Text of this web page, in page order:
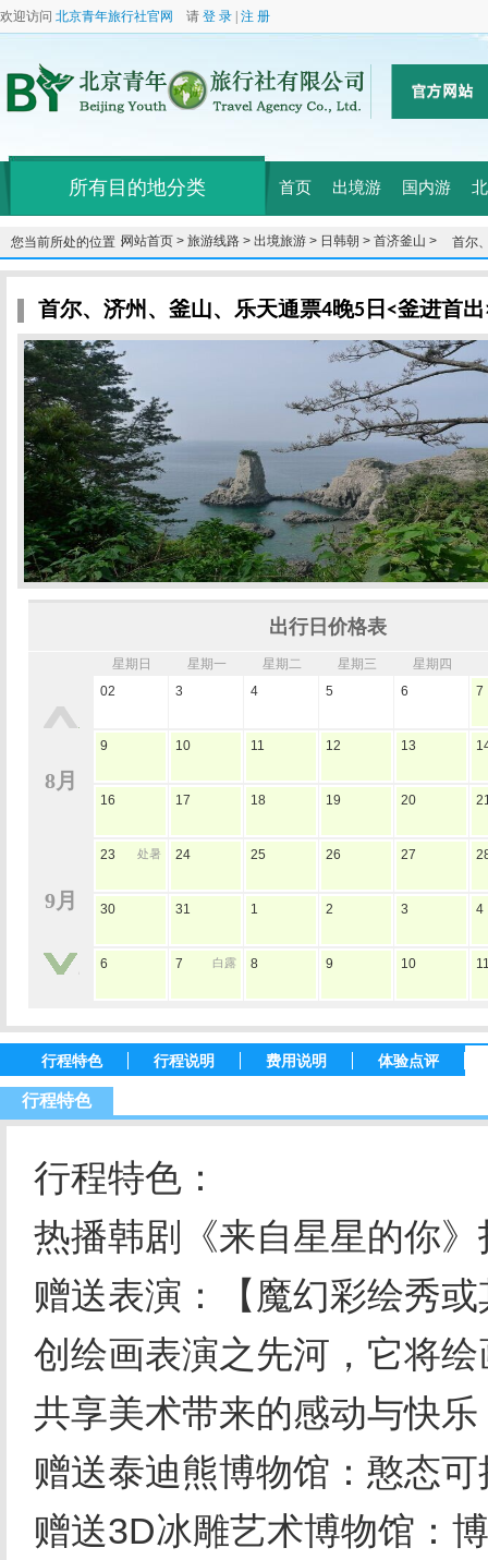
欢迎访问 北京青年旅行社官网 请 登 录 注 册
所有目的地分类 首页 出境游 国内游
您当前所处的位置：网站首页 > 旅游线路 > 出境旅游 > 日韩朝 > 首济釜山 > 首尔
首尔、济州、釜山、乐天通票4晚5日<釜进首出
出行日价格表
8月
9月
星期日 星期一 星期二 星期三 星期四
02
3 4 5 6 7
9 10 11 12 13
16 17 18 19 20
23 处暑 24 25 26 27
30 31 1 2 3 4
6 7 白露 8 9 10
行程特色 行程说明 费用说明 体验点评
行程特色
行程特色：
热播韩剧《来自星星的你
赠送表演：【魔幻彩绘秀
创绘画表演之先河，它将
共享美术带来的感动与快乐
赠送泰迪熊博物馆：憨态
赠送3D冰雕艺术博物馆：